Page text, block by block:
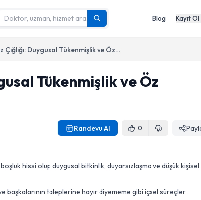
Blog Kayıt Ol
Ruhun Sessiz Çığlığı: Duygusal Tükenmişlik ve Öz Şefkate Dönüş
Tükenmişlik ve Öz
Randevu Al 0
hissi olup duygusal bitkinlik, duyarsızlaşma ve düşük kişisel
başkalarının taleplerine hayır diyememe gibi içsel süreçler